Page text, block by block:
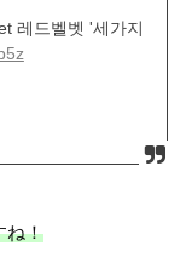
레드벨벳 '세가지
ね！